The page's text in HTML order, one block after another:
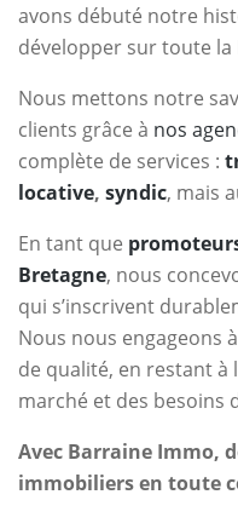
avons débuté notre
développer sur toute la
Nous mettons notre
clients grâce à nos
complète de services :
locative, syndic, mais
En tant que
Bretagne, nous
qui s’inscrivent
Nous nous engageons
de qualité, en restant à
marché et des besoins
Avec Barraine Immo,
immobiliers en toute